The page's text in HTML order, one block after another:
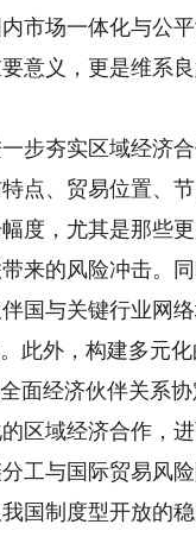
市场一体化与公
意义，更是维系
夯实区域经济合
点、贸易位置、
度，尤其是那些
来的风险冲击。
国与关键行业网
此外，构建多元
面经济伙伴关系
区域经济合作，
与国际贸易风险
国制度型开放的